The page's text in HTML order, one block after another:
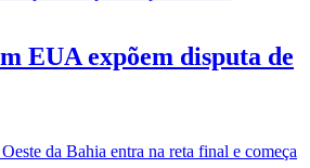
EUA expõem disputa de